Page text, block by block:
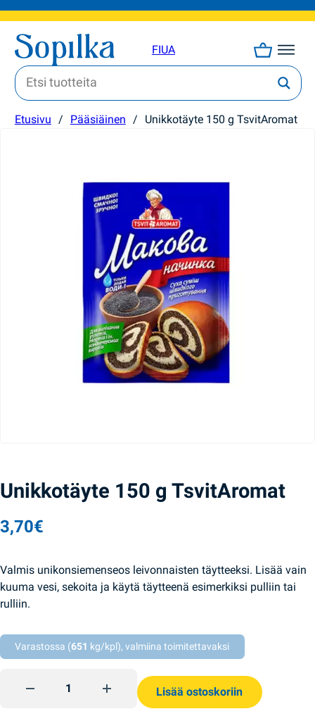
FIUA
Etusivu / Pääsiäinen / Unikkotäyte 150 g TsvitAromat
Unikkotäyte 150 g TsvitAromat
3,70€
Valmis unikonsiemenseos leivonnaisten täytteeksi. Lisää vain
kuuma vesi, sekoita ja käytä täytteenä esimerkiksi pulliin tai
rulliin.
Varastossa (651 kg/kpl), valmiina toimitettavaksi
Unikkotäyte 150 g TsvitAromat quantity
Lisää ostoskoriin